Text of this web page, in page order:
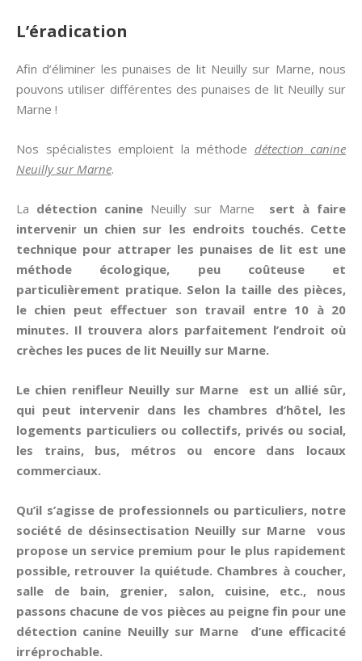
L’éradication
Afin d’éliminer les punaises de lit Neuilly sur Marne, nous
pouvons utiliser différentes des punaises de lit Neuilly sur
Marne !
Nos spécialistes emploient la méthode détection canine
Neuilly sur Marne.
La détection canine Neuilly sur Marne sert à faire
intervenir un chien sur les endroits touchés. Cette
technique pour attraper les punaises de lit est une
méthode écologique, peu coûteuse et
particulièrement pratique. Selon la taille des pièces,
le chien peut effectuer son travail entre 10 à 20
minutes. Il trouvera alors parfaitement l’endroit où
crèches les puces de lit Neuilly sur Marne.
Le chien renifleur Neuilly sur Marne est un allié sûr,
qui peut intervenir dans les chambres d’hôtel, les
logements particuliers ou collectifs, privés ou social,
les trains, bus, métros ou encore dans locaux
commerciaux.
Qu’il s’agisse de professionnels ou particuliers, notre
société de désinsectisation Neuilly sur Marne vous
propose un service premium pour le plus rapidement
possible, retrouver la quiétude. Chambres à coucher,
salle de bain, grenier, salon, cuisine, etc., nous
passons chacune de vos pièces au peigne fin pour une
détection canine Neuilly sur Marne d’une efficacité
irréprochable.